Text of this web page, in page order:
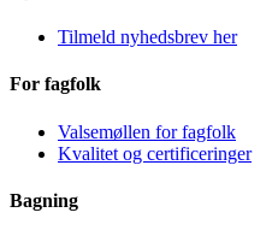
Tilmeld nyhedsbrev her
For fagfolk
Valsemøllen for fagfolk
Kvalitet og certificeringer
Bagning